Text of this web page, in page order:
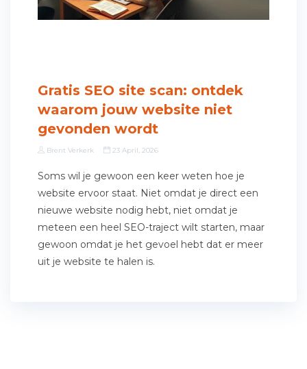
Gratis SEO site scan: ontdek
waarom jouw website niet
gevonden wordt
Brent Verkerk 23 April, 2026
Soms wil je gewoon een keer weten hoe je
website ervoor staat. Niet omdat je direct een
nieuwe website nodig hebt, niet omdat je
meteen een heel SEO-traject wilt starten, maar
gewoon omdat je het gevoel hebt dat er meer
uit je website te halen is.